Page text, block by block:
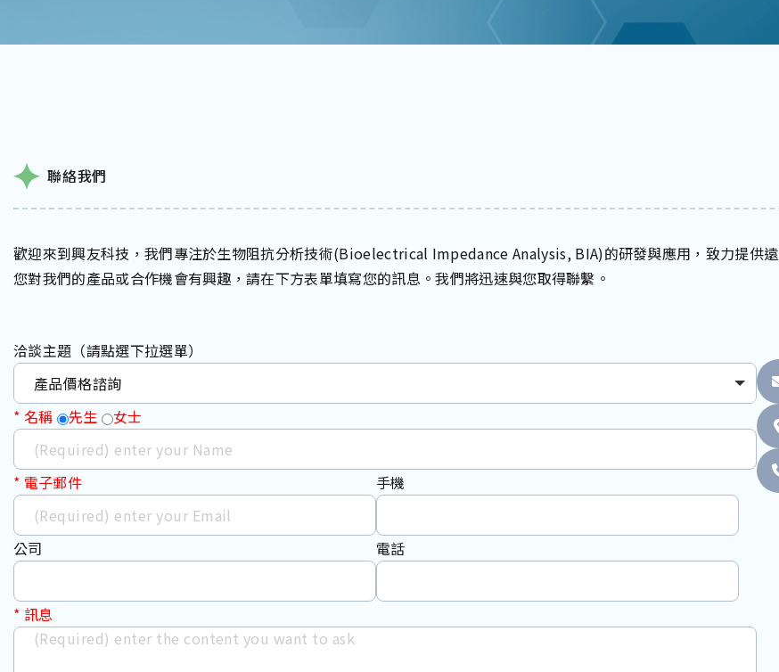
聯絡我們
歡迎來到興友科技，我們專注於生物阻抗分析技術(Bioelectrical Impedance Analysis, BIA)的研發與應用，致力提供
您對我們的產品或合作機會有興趣，請在下方表單填寫您的訊息。我們將迅速與您取得聯繫。
洽談主題（請點選下拉選單）
* 名稱 先生 女士
* 電子郵件 手機
公司 電話
* 訊息